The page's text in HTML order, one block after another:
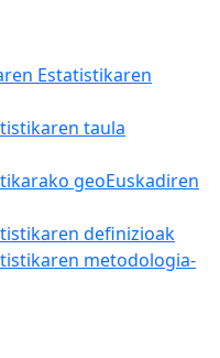
Estatistikaren
taula
geoEuskadiren
definizioak
metodologia-